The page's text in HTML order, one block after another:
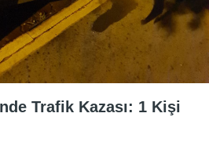
Trafik Kazası: 1 Kişi